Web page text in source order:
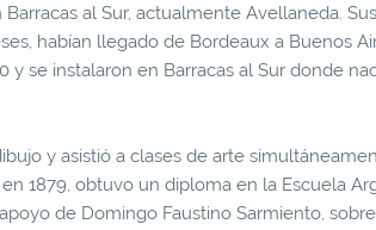
al Sur, actualmente Avellaneda.
habían llegado de Bordeaux a Buenos
y se instalaron en Barracas al Sur donde
y asistió a clases de arte
1879, obtuvo un diploma en la Escuela
de Domingo Faustino Sarmiento,